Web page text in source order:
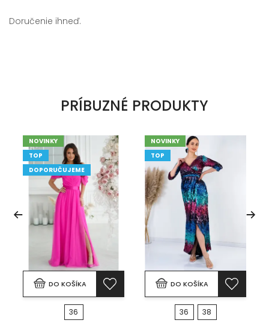
Doručenie ihneď.
PRÍBUZNÉ PRODUKTY
NOVINKY
TOP
DOPORUČUJEME
DO KOŠÍKA
36
NOVINKY
TOP
DO KOŠÍKA
36 38